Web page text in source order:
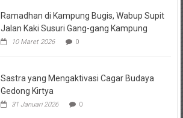
Ramadhan di Kampung Bugis, Wabup Supit
Jalan Kaki Susuri Gang-gang Kampung
10 Maret 2026 0
Sastra yang Mengaktivasi Cagar Budaya
Gedong Kirtya
31 Januari 2026 0